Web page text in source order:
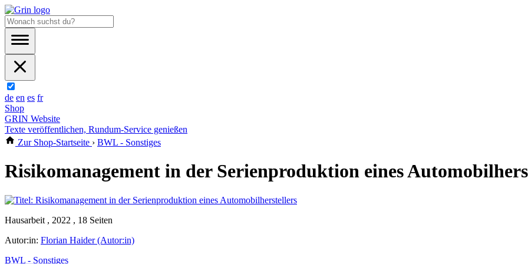
de en es fr
Shop
GRIN Website
Texte veröffentlichen, Rundum-Service genießen
Zur Shop-Startseite › BWL - Sonstiges
Risikomanagement in der Serienproduktion eines
Hausarbeit , 2022 , 18 Seiten
Autor:in: Florian Haider (Autor:in)
BWL - Sonstiges